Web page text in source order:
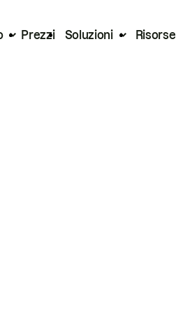
Prezzi Soluzioni Risorse